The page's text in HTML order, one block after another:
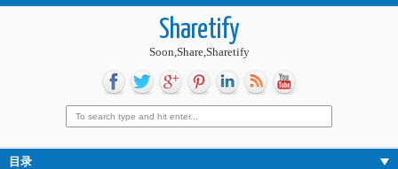
Sharetify
Soon,Share,Sharetify
目录